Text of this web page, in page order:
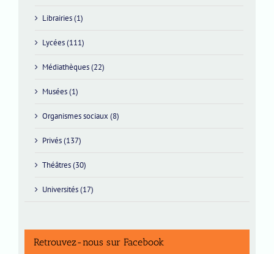
Librairies (1)
Lycées (111)
Médiathèques (22)
Musées (1)
Organismes sociaux (8)
Privés (137)
Théâtres (30)
Universités (17)
Retrouvez-nous sur Facebook